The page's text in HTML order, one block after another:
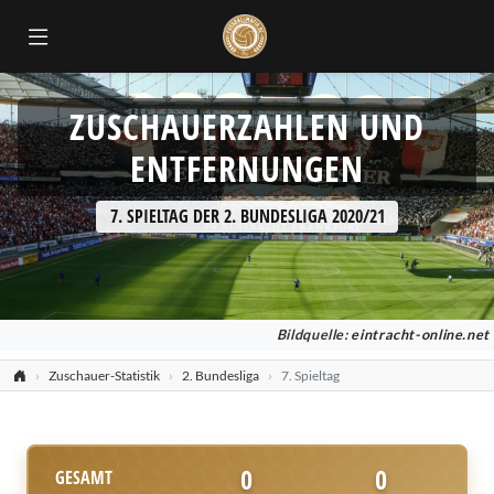
ZUSCHAUERZAHLEN UND
ENTFERNUNGEN
7. SPIELTAG DER 2. BUNDESLIGA 2020/21
Bildquelle: eintracht-online.net
Zuschauer-Statistik 2. Bundesliga 7. Spieltag
GESAMT 0 0